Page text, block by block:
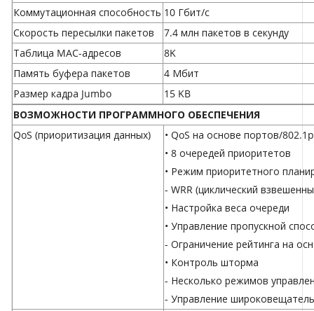
Коммутационная способность 10 Гбит/с
Скорость пересылки пакетов
7.4 млн пакетов в секунду
Таблица MAC-адресов
8K
Память буфера пакетов
4 Мбит
Размер кадра Jumbo
15 KB
ВОЗМОЖНОСТИ ПРОГРАММНОГО ОБЕСПЕЧЕНИЯ
QoS (приоритизация данных)
• QoS на основе портов/
• 8 очередей приоритетов
• Режим приоритетного
- WRR (циклический
• Настройка веса очереди
• Управление пропускной
- Ограничение рейтинга на
• Контроль шторма
- Несколько режимов
- Управление